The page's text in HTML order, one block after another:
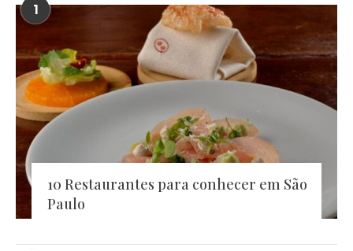
1
10 Restaurantes para conhecer em São
Paulo